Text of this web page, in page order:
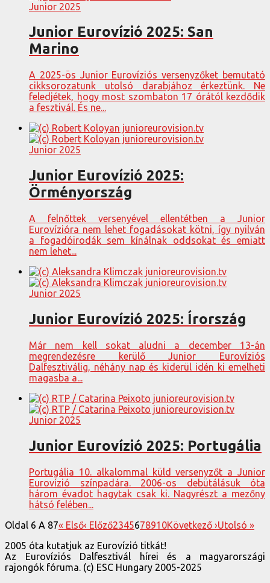
Junior 2025
Junior Eurovízió 2025: San
Marino
A 2025-ös Junior Eurovíziós versenyzőket bemutató
cikksorozatunk utolsó darabjához érkeztünk. Ne
feledjétek, hogy most szombaton 17 órától kezdődik
a fesztivál. És ne...
Junior 2025
Junior Eurovízió 2025:
Örményország
A felnőttek versenyével ellentétben a Junior
Eurovízióra nem lehet fogadásokat kötni, így nyilván
a fogadóirodák sem kínálnak oddsokat és emiatt
nem lehet...
Junior 2025
Junior Eurovízió 2025: Írország
Már nem kell sokat aludni a december 13-án
megrendezésre kerülő Junior Eurovíziós
Dalfesztiválig, néhány nap és kiderül idén ki emelheti
magasba a...
Junior 2025
Junior Eurovízió 2025: Portugália
Portugália 10. alkalommal küld versenyzőt a Junior
Eurovízió színpadára. 2006-os debütálásuk óta
három évadot hagytak csak ki. Nagyrészt a mezőny
hátsó felében...
Oldal 6 A 87« Első‹ Előző2345678910Következő ›Utolsó »
2005 óta kutatjuk az Eurovízió titkát!
Az Eurovíziós Dalfesztivál hírei és a magyarországi
rajongók fóruma. (c) ESC Hungary 2005-2025